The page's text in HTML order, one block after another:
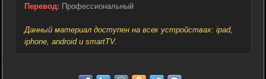
Перевод: Профессиональный
Данный материал доступен на всех устройствах: ipad,
iphone, android и smartTV.